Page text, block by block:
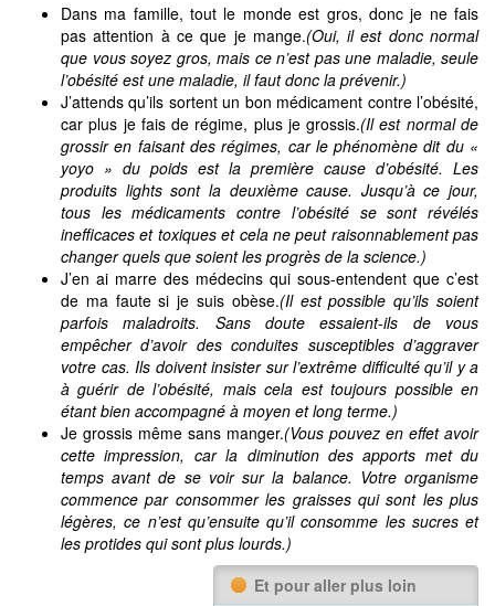
Dans ma famille, tout le monde est gros, donc je ne fais
pas attention à ce que je mange.(Oui, il est donc normal
que vous soyez gros, mais ce n’est pas une maladie, seule
l’obésité est une maladie, il faut donc la prévenir.)
J’attends qu’ils sortent un bon médicament contre l’obésité,
car plus je fais de régime, plus je grossis.(Il est normal de
grossir en faisant des régimes, car le phénomène dit du «
yoyo » du poids est la première cause d’obésité. Les
produits lights sont la deuxième cause. Jusqu’à ce jour,
tous les médicaments contre l’obésité se sont révélés
inefficaces et toxiques et cela ne peut raisonnablement pas
changer quels que soient les progrès de la science.)
J’en ai marre des médecins qui sous-entendent que c’est
de ma faute si je suis obèse.(Il est possible qu’ils soient
parfois maladroits. Sans doute essaient-ils de vous
empêcher d’avoir des conduites susceptibles d’aggraver
votre cas. Ils doivent insister sur l’extrême difficulté qu’il y a
à guérir de l’obésité, mais cela est toujours possible en
étant bien accompagné à moyen et long terme.)
Je grossis même sans manger.(Vous pouvez en effet avoir
cette impression, car la diminution des apports met du
temps avant de se voir sur la balance. Votre organisme
commence par consommer les graisses qui sont les plus
légères, ce n’est qu’ensuite qu’il consomme les sucres et
les protides qui sont plus lourds.)
Et pour aller plus loin